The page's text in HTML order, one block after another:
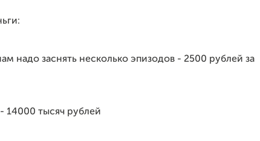
надо заснять несколько эпизодов - 2500 рублей за
14000 тысяч рублей